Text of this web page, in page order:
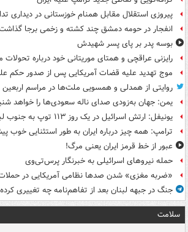
پیروزی استقلال مقابل همنام خوزستانی در دیداری
انفجار در حومه دمشق چند کشته و زخمی برجا
بوسه‌ پدر بر پای پسر شهیدش
رایزنی عراقچی و همتای موریتانی خود درباره تحولات
موج تهدید علیه قضات آمریکایی پس از صدور حکم
روایتی از همدلی و همسویی ملت‌ها در مراسم اربعین
یمن: جهان به‌زودی صدای ناله سعودی‌ها را خواهد
یونیفل: ارتش اسرائیل در یک روز ۱۱۳ توپ به جنوب لبنان شلیک کرده است
ترامپ: همه چیز درباره ایران به طور استثنایی خوب
عبور از خط قرمز ایران یعنی مرگ!
حمله نیروهای اسرائیلی به خبرنگار پرس‌تی‌وی
«ضربه مغزی» شدن صدها نظامی آمریکایی در حملات
جنگ در جبهه لبنان بعد از تفاهم‌نامه چه تغییری
سلامت